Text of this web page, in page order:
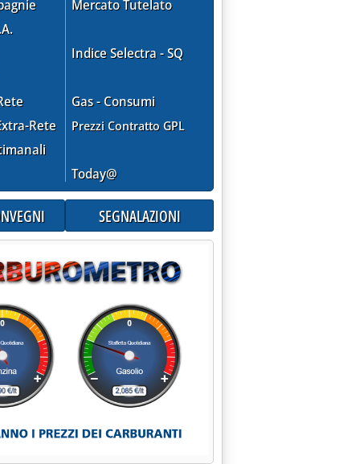
RICUCITURA'
Rete
Mercato Tutelato
Indice Selectra - SQ
Gas - Consumi
Prezzi Contratto GPL
Today@
SEGNALAZIONI